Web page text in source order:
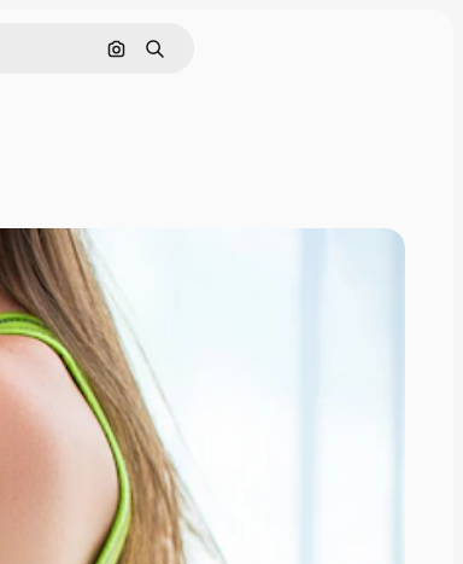
Buscar por imagen
Buscar